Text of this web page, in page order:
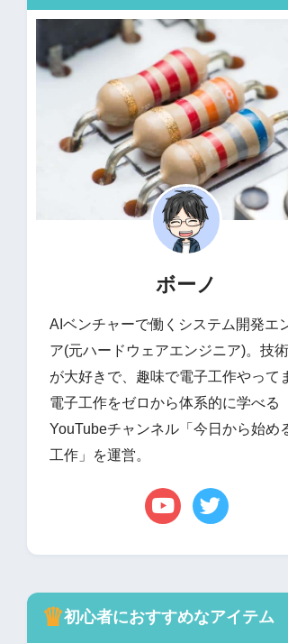
ボーノ
AIベンチャーで働くシステム開発エ
ア(元ハードウェアエンジニア)。技
が大好きで、趣味で電子工作やって
電子工作をゼロから体系的に学べる
YouTubeチャンネル「今日から始め
工作」を運営。
♛初心者におすすめなアイテム